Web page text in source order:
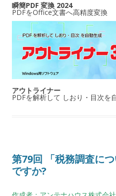
瞬簡PDF 変換 2024
PDFをOffice文書へ高精度変換
アウトライナー
PDFを解析して しおり・目次を
第79回 「税務調査に
ですか?